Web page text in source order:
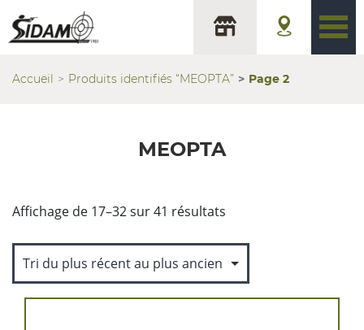
Accueil Produits identifiés “MEOPTA” Page 2
MEOPTA
Affichage de 17–32 sur 41 résultats
au